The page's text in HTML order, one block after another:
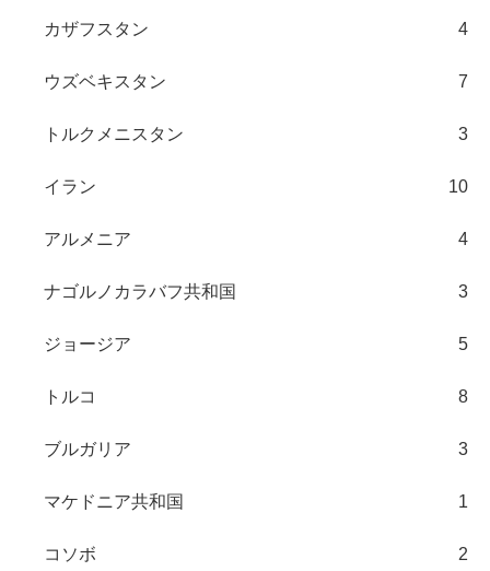
カザフスタン 4
ウズベキスタン 7
トルクメニスタン 3
イラン 10
アルメニア 4
ナゴルノカラバフ共和国 3
ジョージア 5
トルコ 8
ブルガリア 3
マケドニア共和国 1
コソボ 2